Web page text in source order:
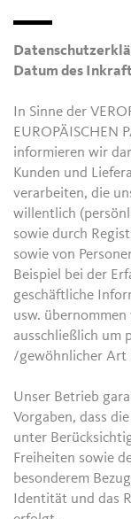
Datum des
In Sinne der
EUROPÄISCHEN
informieren wir
Kunden und
verarbeiten, die
willentlich
sowie durch
sowie von
Beispiel bei der
geschäftliche
usw. übernommen
ausschließlich um
/gewöhnlicher Art
Unser Betrieb
Vorgaben, dass
unter
Freiheiten sowie
besonderem
Identität und das